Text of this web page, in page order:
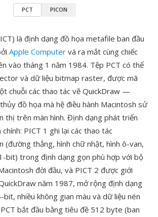
PCT PICON
là định dạng đồ họa metafile ban đầu
Apple Computer và ra mắt cùng chiếc
vào tháng 1 năm 1984. Tệp PCT có thể
và dữ liệu bitmap raster, được mã
chuỗi các thao tác vẽ QuickDraw —
đồ họa mà hệ điều hành Macintosh sử
thị trên màn hình. Định dạng phát triển
PICT 1 ghi lại các thao tác
(đường thẳng, hình chữ nhật, hình ô-van,
bit) trong định dạng gọn phù hợp với bộ
đời đầu, và PICT 2 được giới
năm 1987, mở rộng định dạng
nhiều không gian màu và dữ liệu nén
PCT bắt đầu bằng tiêu đề 512 byte (ban